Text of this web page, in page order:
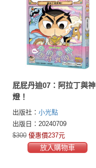
屁屁丹迪07：阿拉丁與神
燈！
出版社： 小光點
出版日：20240709
$300 優惠價237元
放入購物車